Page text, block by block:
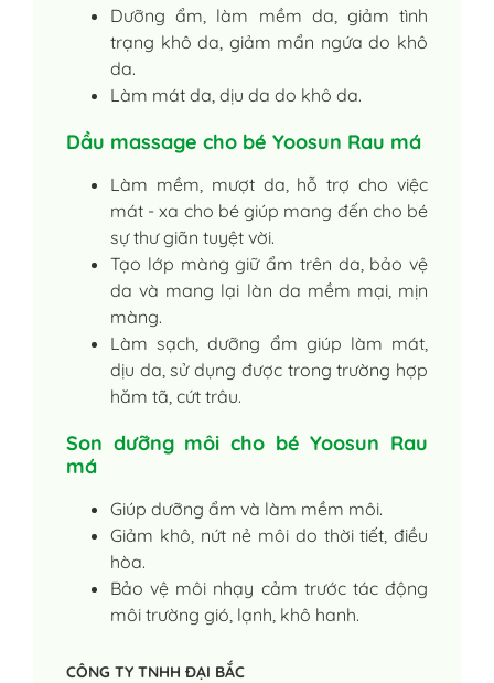
Dưỡng ẩm, làm mềm da, giảm tình
trạng khô da, giảm mẩn ngứa do khô
da.
Làm mát da, dịu da do khô da.
Dầu massage cho bé Yoosun Rau má
Làm mềm, mượt da, hỗ trợ cho việc
mát - xa cho bé giúp mang đến cho bé
sự thư giãn tuyệt vời.
Tạo lớp màng giữ ẩm trên da, bảo vệ
da và mang lại làn da mềm mại, mịn
màng.
Làm sạch, dưỡng ẩm giúp làm mát,
dịu da, sử dụng được trong trường hợp
hăm tã, cứt trâu.
Son dưỡng môi cho bé Yoosun Rau
má
Giúp dưỡng ẩm và làm mềm môi.
Giảm khô, nứt nẻ môi do thời tiết, điều
hòa.
Bảo vệ môi nhạy cảm trước tác động
môi trường gió, lạnh, khô hanh.
CÔNG TY TNHH ĐẠI BẮC